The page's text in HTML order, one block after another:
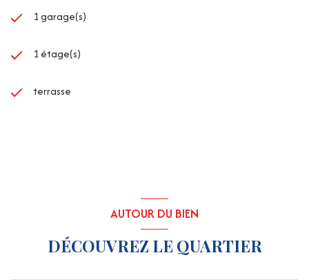
1 garage(s)
1 étage(s)
terrasse
AUTOUR DU BIEN
DÉCOUVREZ LE QUARTIER